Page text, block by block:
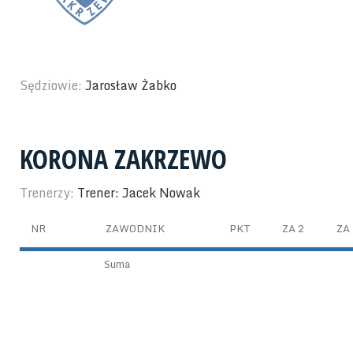
Sędziowie: Jarosław Żabko
KORONA ZAKRZEWO
Trenerzy: Trener: Jacek Nowak
NR ZAWODNIK PKT ZA 2 ZA
Suma